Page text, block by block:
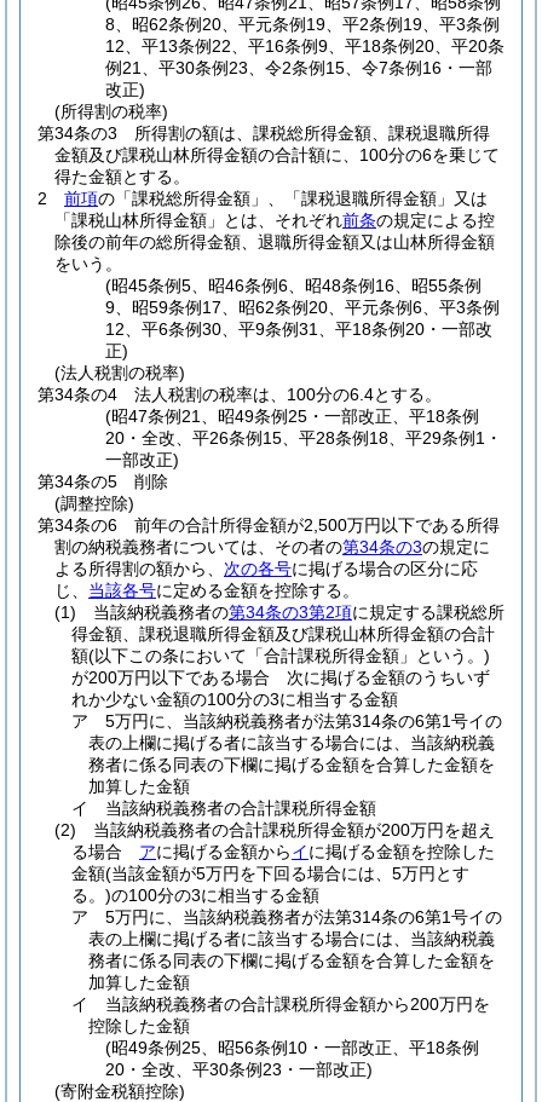
8、昭62条例20、平元条例19、平2条例19、平3条例
12、平13条例22、平16条例9、平18条例20、平20条
例21、平30条例23、令2条例15、令7条例16・一部
改正)
(所得割の税率)
第34条の3
所得割の額は、課税総所得金額、課税退職所得
金額及び課税山林所得金額の合計額に、100分の6を乗じて
得た金額とする。
2
前項の「課税総所得金額」、「課税退職所得金額」又は
「課税山林所得金額」とは、それぞれ前条の規定による控
除後の前年の総所得金額、退職所得金額又は山林所得金額
をいう。
(昭45条例5、昭46条例6、昭48条例16、昭55条例
9、昭59条例17、昭62条例20、平元条例6、平3条例
12、平6条例30、平9条例31、平18条例20・一部改
正)
(法人税割の税率)
第34条の4
法人税割の税率は、100分の6.4とする。
(昭47条例21、昭49条例25・一部改正、平18条例
20・全改、平26条例15、平28条例18、平29条例1・
一部改正)
第34条の5
削除
(調整控除)
第34条の6
前年の合計所得金額が2,500万円以下である所得
割の納税義務者については、その者の第34条の3の規定に
よる所得割の額から、 次の各号に掲げる場合の区分に応
じ、 当該各号に定める金額を控除する。
(1)
当該納税義務者の第34条の3第2項に規定する課税総所
得金額、課税退職所得金額及び課税山林所得金額の合計
額(以下この条において「合計課税所得金額」という。)
が200万円以下である場合 次に掲げる金額のうちいず
れか少ない金額の100分の3に相当する金額
ア
5万円に、当該納税義務者が法第314条の6第1号イの
表の上欄に掲げる者に該当する場合には、当該納税義
務者に係る同表の下欄に掲げる金額を合算した金額を
加算した金額
イ
当該納税義務者の合計課税所得金額
(2)
当該納税義務者の合計課税所得金額が200万円を超え
る場合 アに掲げる金額からイに掲げる金額を控除した
金額(当該金額が5万円を下回る場合には、5万円とす
る。)の100分の3に相当する金額
ア
5万円に、当該納税義務者が法第314条の6第1号イの
表の上欄に掲げる者に該当する場合には、当該納税義
務者に係る同表の下欄に掲げる金額を合算した金額を
加算した金額
イ
当該納税義務者の合計課税所得金額から200万円を
控除した金額
(昭49条例25、昭56条例10・一部改正、平18条例
20・全改、平30条例23・一部改正)
(寄附金税額控除)